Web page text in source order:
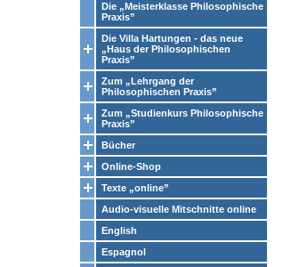
Die „Meisterklasse Philosophische
Praxis”
Die Villa Hartungen - das neue
„Haus der Philosophischen
Praxis”
Zum „Lehrgang der
Philosophischen Praxis”
Zum „Studienkurs Philosophische
Praxis”
Bücher
Online-Shop
Texte „online”
Audio-visuelle Mitschnitte online
English
Espagnol